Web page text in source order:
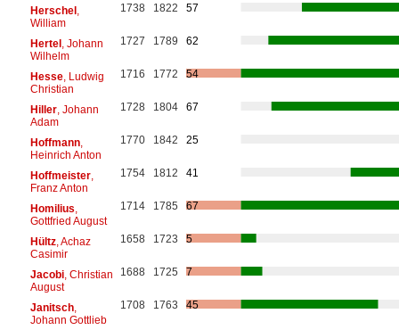
Herschel,
William
1738 1822 57
Hertel, Johann
Wilhelm
1727 1789 62
Hesse, Ludwig
Christian
1716 1772 54
Hiller, Johann
Adam
1728 1804 67
Hoffmann,
Heinrich Anton
1770 1842 25
Hoffmeister,
Franz Anton
1754 1812 41
Homilius
Gottfried August
1714 1785 67
Hültz, Achaz
Casimir
1658 1723 5
Jacobi, Christian
August
1688 1725 7
Janitsch,
Johann Gottlieb
1708 1763 45